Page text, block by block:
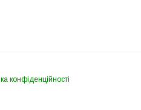
конфіденційності